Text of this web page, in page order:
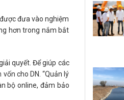
đưa vào nghiệm
hơn trong nắm bắt
quyết. Để giúp các
cho DN. “Quản lý
bộ online, đảm bảo